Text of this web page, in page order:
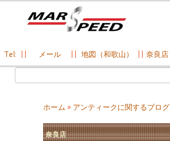
Tel: メール 地図（和歌山） 奈良店
索:
ホーム » アンティークに関するブログ
奈良店